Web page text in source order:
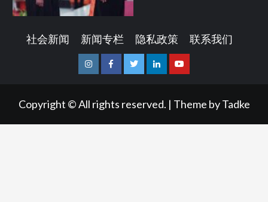
社会新闻 新闻专栏 隐私政策 联系我们
InstagramFacebookTwitterLinkedinYoutube
Copyright © All rights reserved. | Theme byTadke